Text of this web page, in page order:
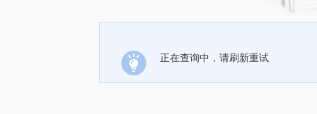
正在查询中，请刷新重试